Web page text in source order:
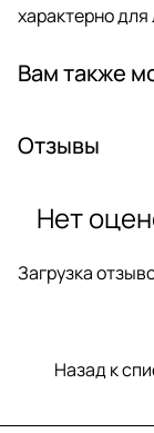
характерно
Вам также
Отзывы
Загрузка
Нет
Назад к